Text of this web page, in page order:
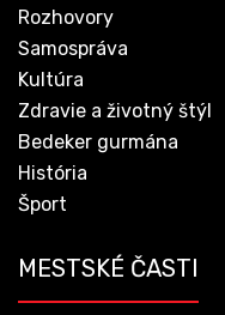
Rozhovory
Samospráva
Kultúra
Zdravie a životný štýl
Bedeker gurmána
História
Šport
MESTSKÉ ČASTI